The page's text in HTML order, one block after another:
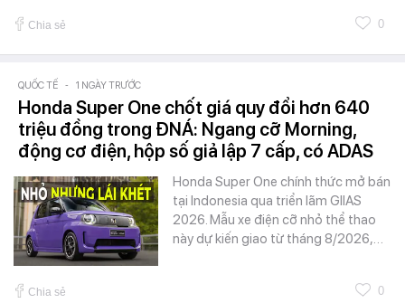
Chia sẻ 0
QUỐC TẾ - 1 NGÀY TRƯỚC
Honda Super One chốt giá quy đổi hơn 640
triệu đồng trong ĐNÁ: Ngang cỡ Morning,
động cơ điện, hộp số giả lập 7 cấp, có ADAS
Honda Super One chính thức mở bán
tại Indonesia qua triển lãm GIIAS
2026. Mẫu xe điện cỡ nhỏ thể thao
này dự kiến giao từ tháng 8/2026,…
Chia sẻ 0